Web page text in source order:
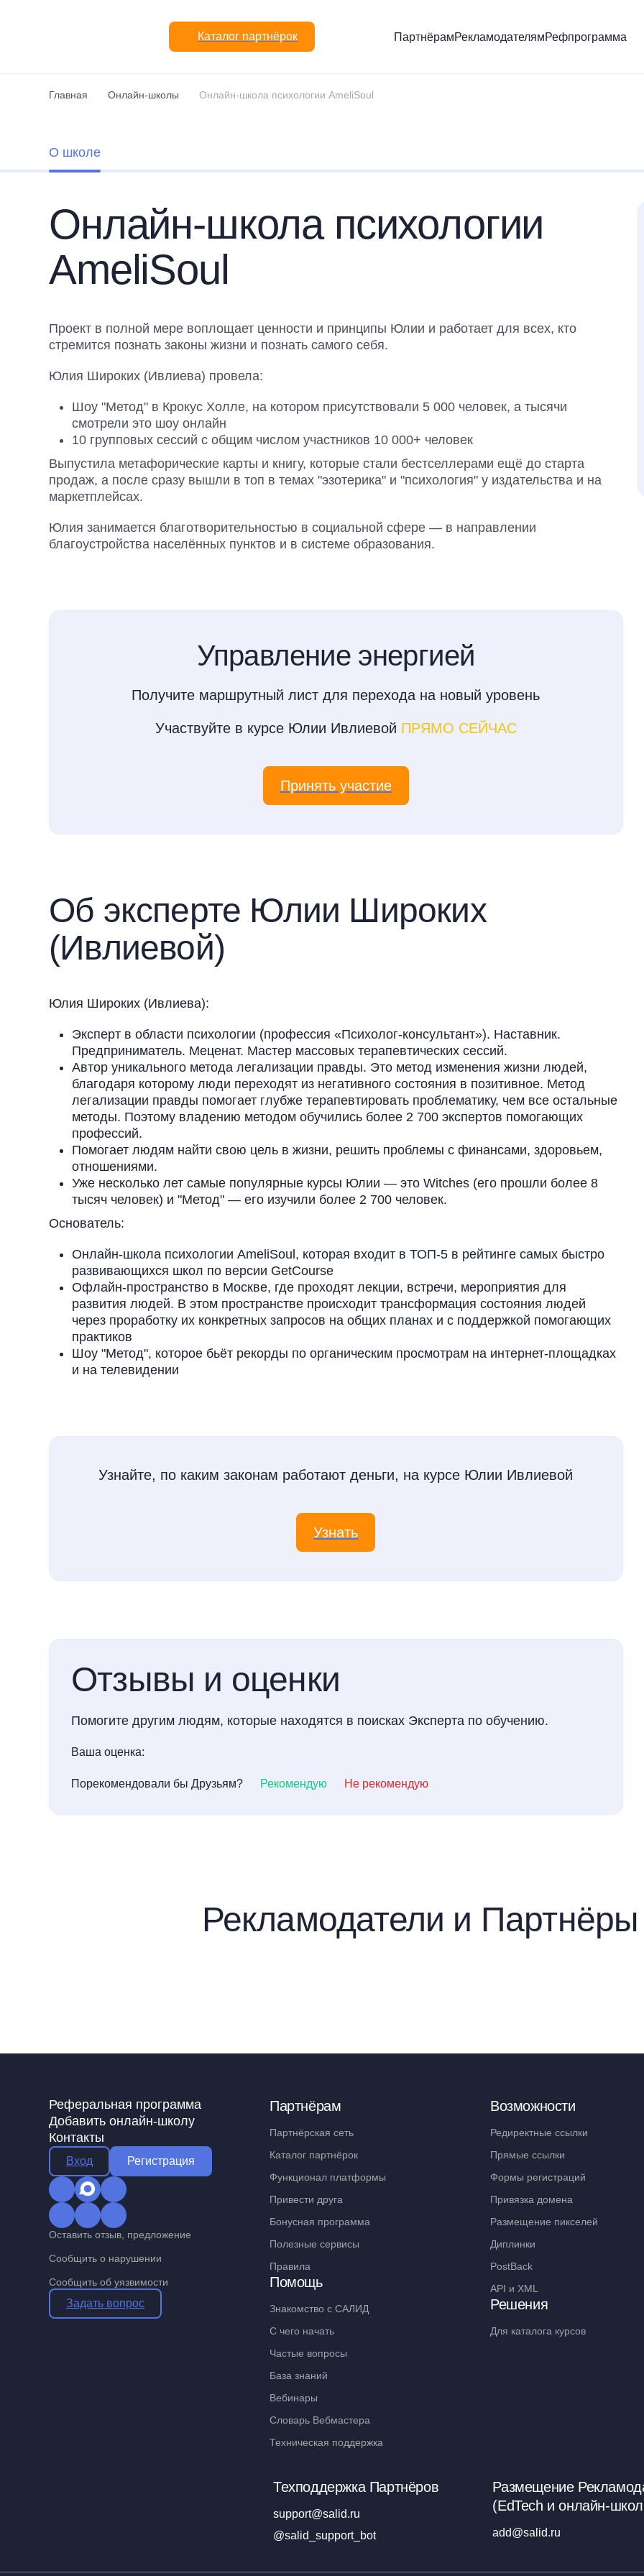
Каталог партнёрок ПартнёрамРекламодателямРефпрограмма
Главная Онлайн-школы Онлайн-школа психологии AmeliSoul
О школе
Онлайн-школа психологии
AmeliSoul
Проект в полной мере воплощает ценности и принципы Юлии и работает для всех, кто
стремится познать законы жизни и познать самого себя.
Юлия Широких (Ивлиева) провела:
Шоу "Метод" в Крокус Холле, на котором присутствовали 5 000 человек, а тысячи
смотрели это шоу онлайн
10 групповых сессий с общим числом участников 10 000+ человек
Выпустила метафорические карты и книгу, которые стали бестселлерами ещё до старта
продаж, а после сразу вышли в топ в темах "эзотерика" и "психология" у издательства и на
маркетплейсах.
Юлия занимается благотворительностью в социальной сфере — в направлении
благоустройства населённых пунктов и в системе образования.
Управление энергией
Получите маршрутный лист для перехода на новый уровень
Участвуйте в курсе Юлии Ивлиевой ПРЯМО СЕЙЧАС
Принять участие
Об эксперте Юлии Широких
(Ивлиевой)
Юлия Широких (Ивлиева):
Эксперт в области психологии (профессия «Психолог-консультант»). Наставник.
Предприниматель. Меценат. Мастер массовых терапевтических сессий.
Автор уникального метода легализации правды. Это метод изменения жизни людей,
благодаря которому люди переходят из негативного состояния в позитивное. Метод
легализации правды помогает глубже терапевтировать проблематику, чем все остальные
методы. Поэтому владению методом обучились более 2 700 экспертов помогающих
профессий.
Помогает людям найти свою цель в жизни, решить проблемы с финансами, здоровьем,
отношениями.
Уже несколько лет самые популярные курсы Юлии — это Witches (его прошли более 8
тысяч человек) и "Метод" — его изучили более 2 700 человек.
Основатель:
Онлайн-школа психологии AmeliSoul, которая входит в ТОП-5 в рейтинге самых быстро
развивающихся школ по версии GetCourse
Офлайн-пространство в Москве, где проходят лекции, встречи, мероприятия для
развития людей. В этом пространстве происходит трансформация состояния людей
через проработку их конкретных запросов на общих планах и с поддержкой помогающих
практиков
Шоу "Метод", которое бьёт рекорды по органическим просмотрам на интернет-площадках
и на телевидении
Узнайте, по каким законам работают деньги, на курсе Юлии Ивлиевой
Узнать
Отзывы и оценки
Помогите другим людям, которые находятся в поисках Эксперта по обучению.
Ваша оценка:
Порекомендовали бы Друзьям? Рекомендую Не рекомендую
Рекламодатели и
Реферальная программа
Добавить онлайн-школу
Контакты
Вход Регистрация
Оставить отзыв, предложение
Сообщить о нарушении
Сообщить об уязвимости
Задать вопрос
Партнёрам
Партнёрская сеть
Каталог партнёрок
Функционал платформы
Привести друга
Бонусная программа
Полезные сервисы
Правила
Помощь
Знакомство с САЛИД
С чего начать
Частые вопросы
База знаний
Вебинары
Словарь Вебмастера
Техническая поддержка
Возможности
Редиректные ссылки
Прямые ссылки
Формы регистраций
Привязка домена
Размещение пикселей
Диплинки
PostBack
API и XML
Решения
Для каталога курсов
Техподдержка Партнёров
support@salid.ru
@salid_support_bot
Размещение
(EdTech и онлайн-
add@salid.ru